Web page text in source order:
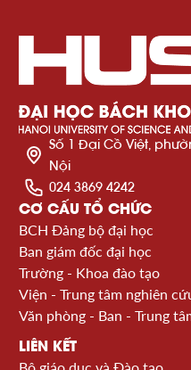
Số 1 Đại Cồ Việt,
Nội
024 3869 4242
CƠ CẤU TỔ CHỨC
BCH Đảng bộ đại học
Ban giám đốc đại học
Trường - Khoa đào tạo
Viện - Trung tâm nghiên
Văn phòng - Ban - Trung
LIÊN KẾT